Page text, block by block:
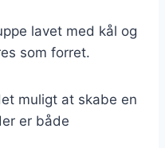
lavet med kål og
som forret.
muligt at skabe en
er både